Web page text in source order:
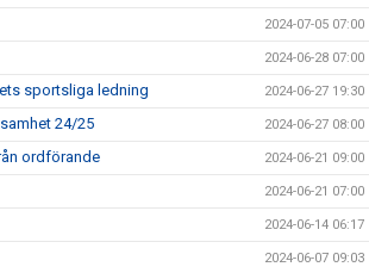
2024-07-05 07:00
2024-06-28 07:00
sportsliga ledning 2024-06-27 19:30
24/25 2024-06-27 08:00
ordförande 2024-06-21 09:00
2024-06-21 07:00
2024-06-14 06:17
2024-06-07 09:03